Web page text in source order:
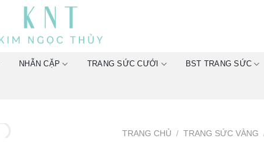
NHẪN CẶP TRANG SỨC CƯỚI BST TRANG SỨC
TRANG CHỦ / TRANG SỨC VÀNG